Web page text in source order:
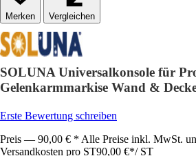
Vergleichen
SOLUNA Universalkonsole für
Gelenkarmmarkise Wand &
Erste Bewertung schreiben
Preis — 90,00 € * Alle Preise inkl. MwSt.
Versandkosten pro ST90,00 €*/ ST